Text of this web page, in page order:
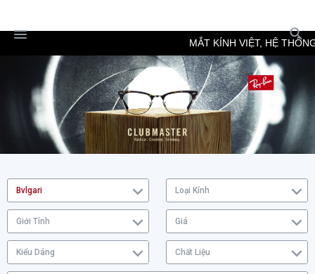
MẮT KÍNH VIỆT, HỆ
Bvlgari Loại Kính
Giới Tính Giá
Kiểu Dáng Chất Liệu